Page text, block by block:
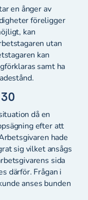
en ånger av
föreligger
kan
utan
kan
samt ha
då en
efter att
hade
sig vilket ansågs
sida
därför. Frågan i
anses bunden